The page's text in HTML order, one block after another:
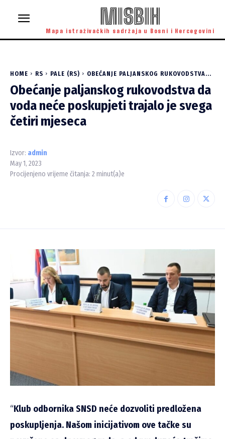
MISBIH
Mapa istraživačkih sadržaja u Bosni i Hercegovini
HOME RS PALE (RS) OBEĆANJE PALJANSKOG RUKOVODSTVA...
Obećanje paljanskog rukovodstva da
voda neće poskupjeti trajalo je svega
četiri mjeseca
Izvor: admin
May 1, 2023
Procijenjeno vrijeme čitanja: 2 minut(a)e
“Klub odbornika SNSD neće dozvoliti predložena
poskupljenja. Našom inicijativom ove tačke su